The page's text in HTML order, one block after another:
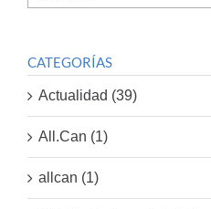
por:
CATEGORÍAS
Actualidad (39)
All.Can (1)
allcan (1)